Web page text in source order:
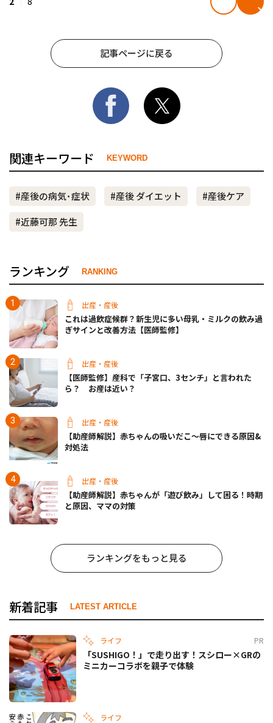
記事ページに戻る
関連キーワード KEYWORD
#産後の病気･症状 #産後 ダイエット
#産後ケア
#近藤可那 先生
ランキング RANKING
出産・産後
これは過飲症候群？新生児に多い母乳・ミルクの飲み過
ぎサインと改善方法【医師監修】
出産・産後
【医師監修】産科で「子宮口、3センチ」と言われた
ら？ お産は近い？
出産・産後
【助産師解説】赤ちゃんの吸いだこ〜唇にできる原因&
対処法
出産・産後
【助産師解説】赤ちゃんが「遊び飲み」して困る！時期
と原因、ママの対策
ランキングをもっと見る
新着記事 LATEST ARTICLE
ライフ PR
「SUSHIGO！」で走り出す！スシロー×GRの
ミニカーコラボを親子で体験
ライフ